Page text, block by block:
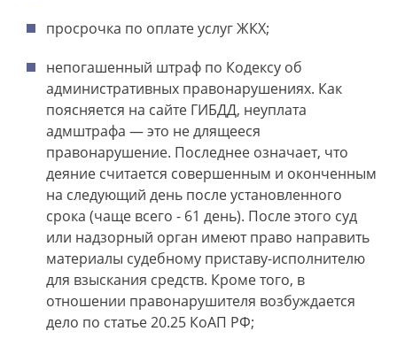
просрочка по оплате услуг ЖКХ;
непогашенный штраф по Кодексу об
административных правонарушениях. Как
поясняется на сайте ГИБДД, неуплата
адмштрафа — это не длящееся
правонарушение. Последнее означает, что
деяние считается совершенным и оконченным
на следующий день после установленного
срока (чаще всего - 61 день). После этого суд
или надзорный орган имеют право направить
материалы судебному приставу-исполнителю
для взыскания средств. Кроме того, в
отношении правонарушителя возбуждается
дело по статье 20.25 КоАП РФ;